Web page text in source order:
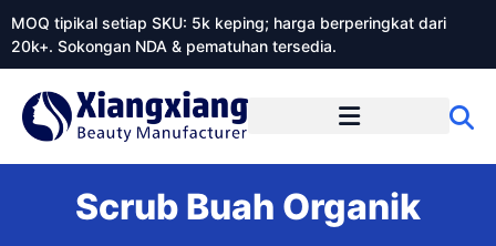
MOQ tipikal setiap SKU: 5k keping; harga berperingkat dari
20k+. Sokongan NDA & pematuhan tersedia.
Scrub Buah Organik